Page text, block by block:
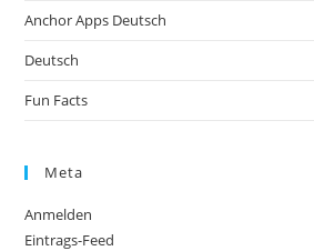
Anchor Apps Deutsch
Deutsch
Fun Facts
Meta
Anmelden
Eintrags-Feed